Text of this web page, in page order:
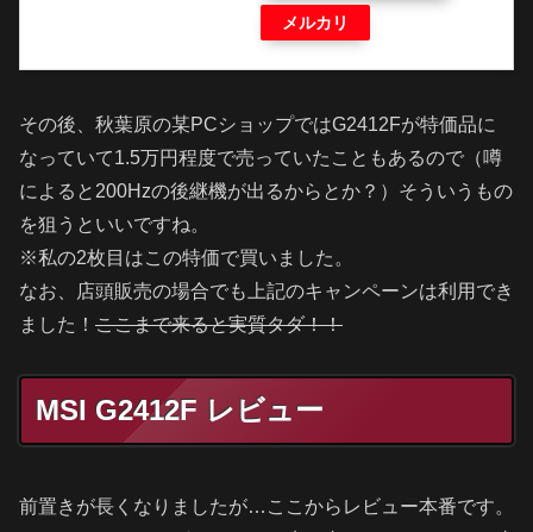
メルカリ
その後、秋葉原の某PCショップではG2412Fが特価品に
なっていて1.5万円程度で売っていたこともあるので（噂
によると200Hzの後継機が出るからとか？）そういうもの
を狙うといいですね。
※私の2枚目はこの特価で買いました。
なお、店頭販売の場合でも上記のキャンペーンは利用でき
ました！ ここまで来ると実質タダ！！
MSI G2412F レビュー
前置きが長くなりましたが…ここからレビュー本番です。